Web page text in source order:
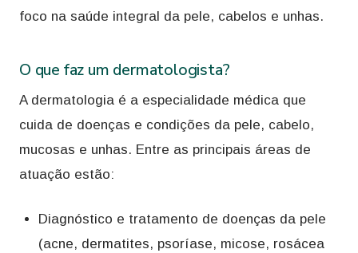
foco na saúde integral da pele, cabelos e unhas.
O que faz um dermatologista?
A dermatologia é a especialidade médica que
cuida de doenças e condições da pele, cabelo,
mucosas e unhas. Entre as principais áreas de
atuação estão:
Diagnóstico e tratamento de doenças da pele
(acne, dermatites, psoríase, micose, rosácea